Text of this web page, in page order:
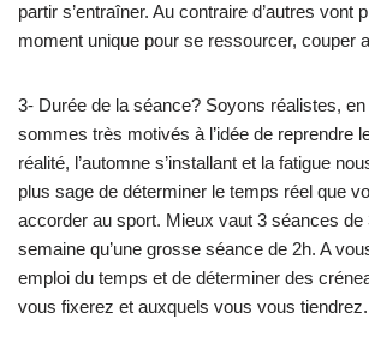
partir s’entraîner. Au contraire d’autres vont
moment unique pour se ressourcer, couper
3- Durée de la séance? Soyons réalistes,
sommes très motivés à l’idée de reprendre
réalité, l’automne s’installant et la fatigue
plus sage de déterminer le temps réel que
accorder au sport. Mieux vaut 3 séances de
semaine qu’une grosse séance de 2h. A
emploi du temps et de déterminer des
vous fixerez et auxquels vous vous tiendrez.